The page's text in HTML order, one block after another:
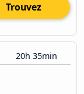
Trouvez
20h 35min